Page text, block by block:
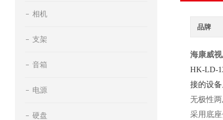
相机
支架
音箱
电源
硬盘
品牌
海康威
HK-LD-
接的设
无极性
采用底